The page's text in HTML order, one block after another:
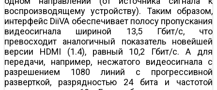
воспроизводящему устройству). Таким образом,
интерфейс DiiVA обеспечивает полосу пропускания
видеосигнала шириной 13,5 Гбит/с, что
превосходит аналогичный показатель новейшей
версии HDMI (1.4), равный 10,2 Гбит/с. А для
передачи, например, несжатого видеосигнала с
разрешением 1080 линий с прогрессивной
разверткой, разрядностью 24 бита и частотой